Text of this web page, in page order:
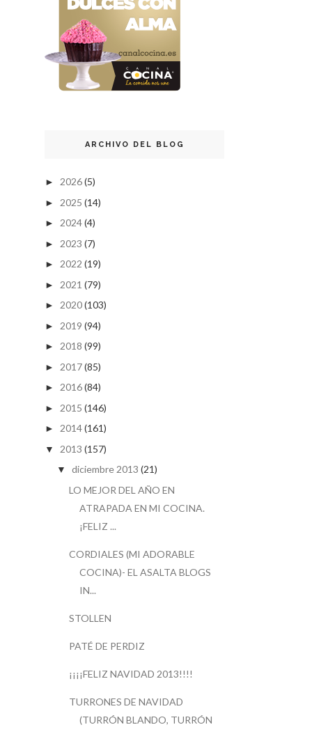
ARCHIVO DEL BLOG
► 2026(5)
► 2025 (14)
► 2024(4)
► 2023 (7)
► 2022 (19)
► 2021 (79)
► 2020(103)
► 2019 (94)
► 2018 (99)
► 2017(85)
► 2016(84)
► 2015 (146)
► 2014(161)
▼ 2013 (157)
▼ diciembre 2013 (21)
LO MEJOR DEL AÑO EN
ATRAPADA EN MI COCINA.
¡FELIZ ...
CORDIALES (MI ADORABLE
COCINA)- EL ASALTA BLOGS
IN...
STOLLEN
PATÉ DE PERDIZ
¡¡¡¡FELIZ NAVIDAD 2013!!!!
TURRONES DE NAVIDAD
(TURRÓN BLANDO, TURRÓN